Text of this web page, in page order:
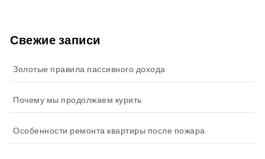
Свежие записи
Золотые правила пассивного дохода
Почему мы продолжаем курить
Особенности ремонта квартиры после пожара